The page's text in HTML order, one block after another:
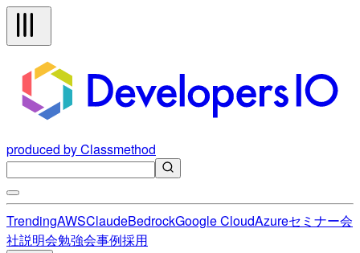
produced by Classmethod
TrendingAWSClaudeBedrockGoogle CloudAzureセミナー会
社説明会勉強会事例採用